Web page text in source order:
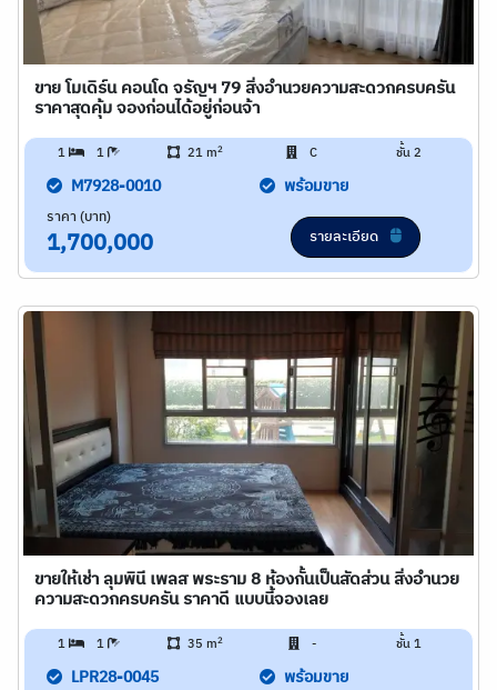
ขาย โมเดิร์น คอนโด จรัญฯ 79 สิ่งอำนวยความสะดวกครบครัน
ราคาสุดคุ้ม จองก่อนได้อยู่ก่อนจ้า
1 1 21 m2 C ชั้น 2
M7928-0010 พร้อมขาย
ราคา (บาท)
1,700,000 รายละเอียด
ขายให้เช่า ลุมพินี เพลส พระราม 8 ห้องกั้นเป็นสัดส่วน สิ่งอำนวย
ความสะดวกครบครัน ราคาดี แบบนี้จองเลย
1 1 35 m2 - ชั้น 1
LPR28-0045 พร้อมขาย